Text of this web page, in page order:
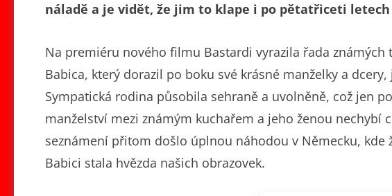
náladě a je vidět, že jim to klape i po pětatřiceti
Na premiéru nového filmu Bastardi vyrazila řada
Babica, který dorazil po boku své krásné manželky a
Sympatická rodina působila sehraně a uvolněně, což jen
manželství mezi známým kuchařem a jeho ženou nechybí
seznámení přitom došlo úplnou náhodou v Německu, kde
Babici stala hvězda našich obrazovek.